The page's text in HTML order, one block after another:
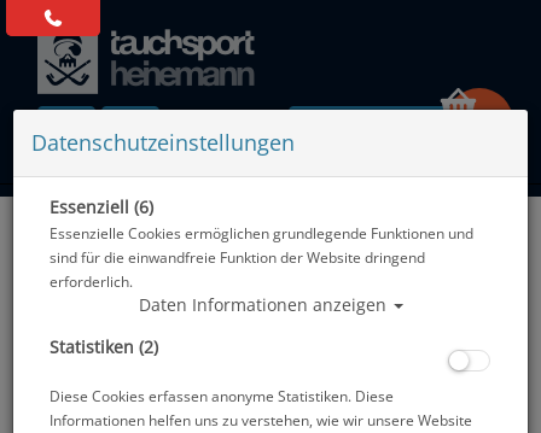
Alle Artikel zeigen aus: Zubehör
Datenschutzeinstellungen
Essenziell (6)
Essenzielle Cookies ermöglichen grundlegende Funktionen und
sind für die einwandfreie Funktion der Website dringend
erforderlich.
Daten Informationen anzeigen
Statistiken (2)
Diese Cookies erfassen anonyme Statistiken. Diese
Informationen helfen uns zu verstehen, wie wir unsere Website